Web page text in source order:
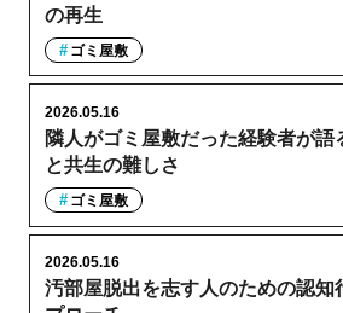
の再生
ゴミ屋敷
隣人がゴミ屋敷だった経験者が語
と共生の難しさ
2026.05.16
ゴミ屋敷
汚部屋脱出を志す人のための認知
2026.05.16